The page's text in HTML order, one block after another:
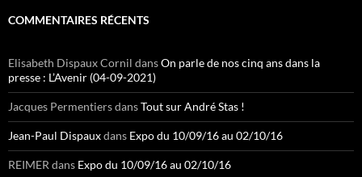
COMMENTAIRES RÉCENTS
Elisabeth Dispaux Cornil dansOn parle de nos cinq ans dans la
presse : L’Avenir (04-09-2021)
Jacques PermentiersdansTout sur André Stas !
Jean-Paul Dispauxdans Expo du 10/09/16 au 02/10/16
REIMER dans Expo du 10/09/16 au 02/10/16